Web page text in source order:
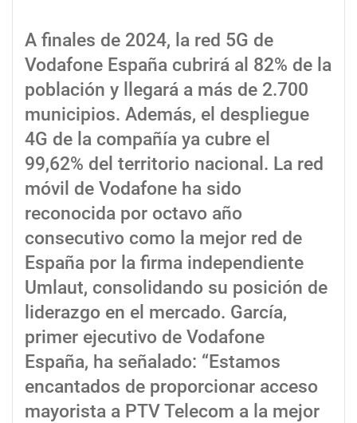
A finales de 2024, la red 5G de
Vodafone España cubrirá al 82% de la
población y llegará a más de 2.700
municipios. Además, el despliegue
4G de la compañía ya cubre el
99,62% del territorio nacional. La red
móvil de Vodafone ha sido
reconocida por octavo año
consecutivo como la mejor red de
España por la firma independiente
Umlaut, consolidando su posición de
liderazgo en el mercado. García,
primer ejecutivo de Vodafone
España, ha señalado: “Estamos
encantados de proporcionar acceso
mayorista a PTV Telecom a la mejor